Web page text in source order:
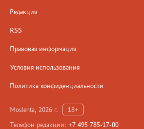
Редакция
RSS
Правовая информация
Условия использования
Политика конфиденциальности
Moslenta, 2026 г.
18+
Телефон редакции: +7 495 785-17-00